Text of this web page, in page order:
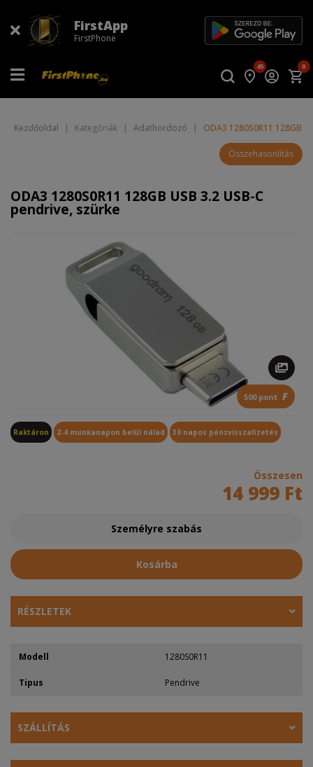
FirstApp
FirstPhone
45 0
Kezdőoldal | Kategóriák | Adathordozó | ODA3 1280S0R11 128GB
Összehasonlítás
ODA3 1280S0R11 128GB USB 3.2 USB-C
pendrive, szürke
500 pont F
Raktáron 2-4 munkanapon belül nálad 30 napos pénzvisszafizetés
Összesen
14 999 Ft
Személyre szabás
Kosárba
RÉSZLETEK
Modell 1280S0R11
Tipus Pendrive
SZÁLLÍTÁS